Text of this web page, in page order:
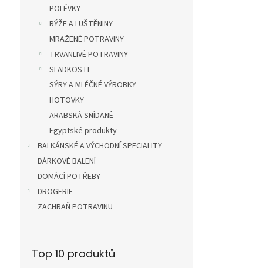
POLÉVKY
RÝŽE A LUŠTĚNINY
MRAŽENÉ POTRAVINY
TRVANLIVÉ POTRAVINY
SLADKOSTI
SÝRY A MLÉČNÉ VÝROBKY
HOTOVKY
ARABSKÁ SNÍDANĚ
Egyptské produkty
BALKÁNSKÉ A VÝCHODNÍ SPECIALITY
DÁRKOVÉ BALENÍ
DOMÁCÍ POTŘEBY
DROGERIE
ZACHRAŇ POTRAVINU
Top 10 produktů